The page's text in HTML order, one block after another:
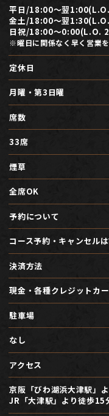
平日/18:00～翌
金土/18:00～翌
日祝/18:00～0:00(L.O.
※曜日に関係なく早く営業
定休日
月曜・第3日曜
席数
33席
煙草
全席OK
予約について
コース予約・キャンセル
決済方法
現金・各種クレジットカ
駐車場
なし
アクセス
京阪「びわ湖浜大津駅」
JR「大津駅」より徒歩15